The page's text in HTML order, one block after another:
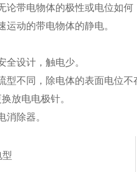
论带电物体的极性或电位如何
动的带电物体的静电。
全设计，触电少。
不同，除电体的表面电位不
放电电极针。
消除器。
型